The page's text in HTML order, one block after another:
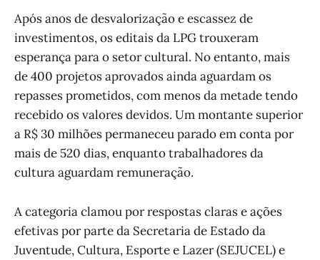
Após anos de desvalorização e escassez de
investimentos, os editais da LPG trouxeram
esperança para o setor cultural. No entanto, mais
de 400 projetos aprovados ainda aguardam os
repasses prometidos, com menos da metade tendo
recebido os valores devidos. Um montante superior
a R$ 30 milhões permaneceu parado em conta por
mais de 520 dias, enquanto trabalhadores da
cultura aguardam remuneração.
A categoria clamou por respostas claras e ações
efetivas por parte da Secretaria de Estado da
Juventude, Cultura, Esporte e Lazer (SEJUCEL) e